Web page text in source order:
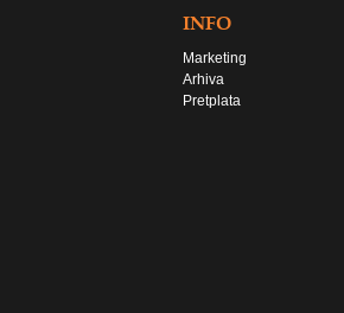
INFO
Marketing
Arhiva
Pretplata